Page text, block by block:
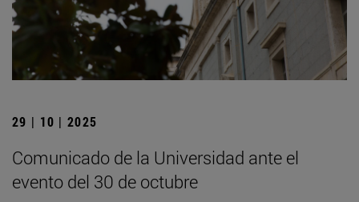
29 | 10 | 2025
Comunicado de la Universidad ante el
evento del 30 de octubre